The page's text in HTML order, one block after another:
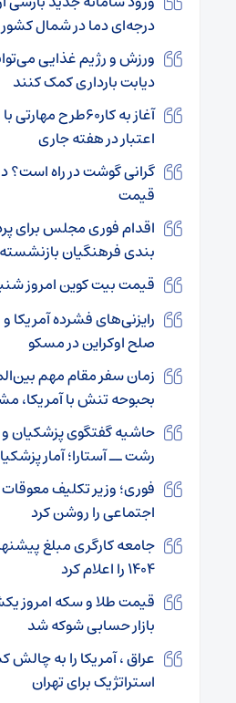
درجه‌ای دما در شمال کشور
ورزش و رژیم غذایی
دیابت بارداری کمک کنند
اعتبار در هفته جاری
گرانی گوشت در راه است؟
قیمت
اقدام فوری مجلس برای
بندی فرهنگیان بازنشسته
قیمت بیت کوین امروز شنبه ۲۰ اردیبهشت
رایزنی‌های فشرده آمریکا
صلح اوکراین در مسکو
زمان سفر مقام مهم
بحبوحه تنش با
حاشیه گفتگوی پزشکیان و
رشت ــ آستارا؛ آمار
فوری؛ وزیر تکلیف
اجتماعی را روشن کرد
جامعه کارگری مبلغ
۱۴۰۴ را اعلام کرد
بازار حسابی شوکه شد
عراق ، آمریکا را به
استراتژیک برای تهران